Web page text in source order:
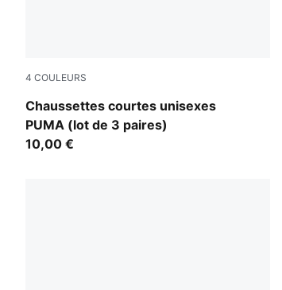
4 COULEURS
Chaussettes courtes unisexes
PUMA (lot de 3 paires)
blue / yellow
10,00 €